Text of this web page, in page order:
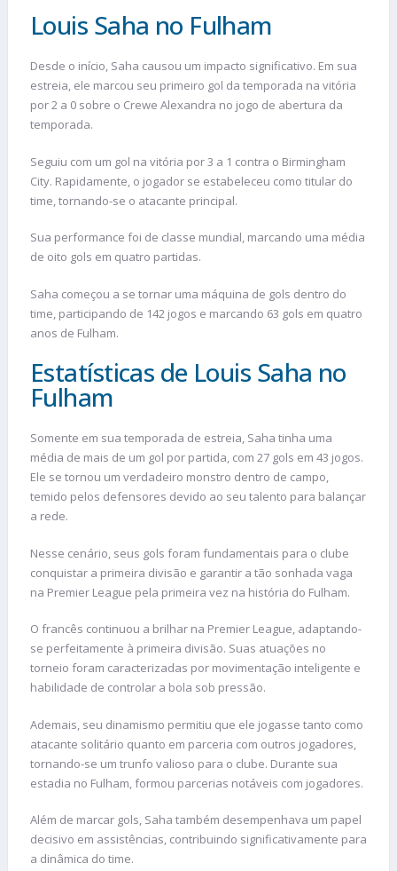
Louis Saha no Fulham
Desde o início, Saha causou um impacto significativo. Em sua
estreia, ele marcou seu primeiro gol da temporada na vitória
por 2 a 0 sobre o Crewe Alexandra no jogo de abertura da
temporada.
Seguiu com um gol na vitória por 3 a 1 contra o Birmingham
City. Rapidamente, o jogador se estabeleceu como titular do
time, tornando-se o atacante principal.
Sua performance foi de classe mundial, marcando uma média
de oito gols em quatro partidas.
Saha começou a se tornar uma máquina de gols dentro do
time, participando de 142 jogos e marcando 63 gols em quatro
anos de Fulham.
Estatísticas de Louis Saha no
Fulham
Somente em sua temporada de estreia, Saha tinha uma
média de mais de um gol por partida, com 27 gols em 43 jogos.
Ele se tornou um verdadeiro monstro dentro de campo,
temido pelos defensores devido ao seu talento para balançar
a rede.
Nesse cenário, seus gols foram fundamentais para o clube
conquistar a primeira divisão e garantir a tão sonhada vaga
na Premier League pela primeira vez na história do Fulham.
O francês continuou a brilhar na Premier League, adaptando-
se perfeitamente à primeira divisão. Suas atuações no
torneio foram caracterizadas por movimentação inteligente e
habilidade de controlar a bola sob pressão.
Ademais, seu dinamismo permitiu que ele jogasse tanto como
atacante solitário quanto em parceria com outros jogadores,
tornando-se um trunfo valioso para o clube. Durante sua
estadia no Fulham, formou parcerias notáveis com jogadores.
Além de marcar gols, Saha também desempenhava um papel
decisivo em assistências, contribuindo significativamente para
a dinâmica do time.